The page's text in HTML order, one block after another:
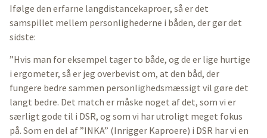
Ifølge den erfarne langdistancekaproer, så er det
samspillet mellem personlighederne i båden, der gør det
sidste:
”Hvis man for eksempel tager to både, og de er lige hurtige
i ergometer, så er jeg overbevist om, at den båd, der
fungere bedre sammen personlighedsmæssigt vil gøre det
langt bedre. Det match er måske noget af det, som vi er
særligt gode til i DSR, og som vi har utroligt meget fokus
på. Som en del af ”INKA” (Inrigger Kaproere) i DSR har vi en